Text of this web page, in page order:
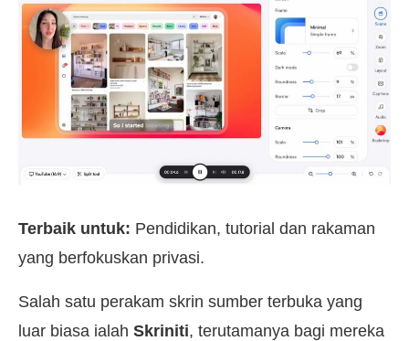
Terbaik untuk: Pendidikan, tutorial dan rakaman
yang berfokuskan privasi.
Salah satu perakam skrin sumber terbuka yang
luar biasa ialah Skriniti, terutamanya bagi mereka